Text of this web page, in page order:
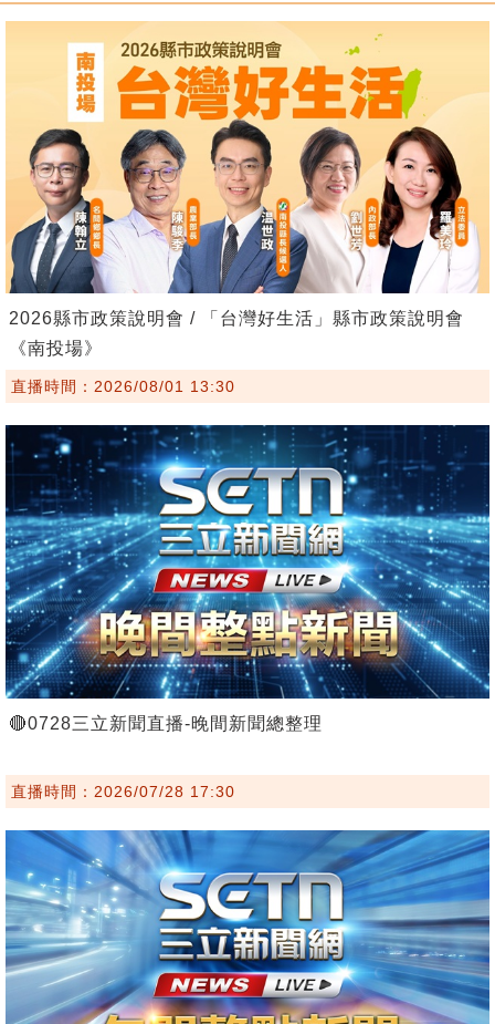
2026縣市政策說明會 / 「台灣好生活」縣市政策說明會
《南投場》
直播時間：2026/08/01 13:30
🔴0728三立新聞直播-晚間新聞總整理
直播時間：2026/07/28 17:30